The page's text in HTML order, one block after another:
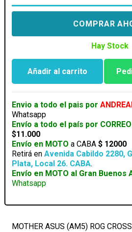
COMPRAR
Hay Stock
MOTHER
ASUS
(AM5)
ROG
CROSSHAIR
X670E
HERO
cantidad
Añadir al carrito
Envio a todo el pais por
Whatsapp
Envío a todo el país por CORREO
$11.000
Envío en MOTO a CABA$ 12000
Retirá enAvenida Cabildo 2280,
Plata, Local 26. CABA.
Envío en MOTO al Gran Buenos
Whatsapp
MOTHER ASUS (AM5) ROG